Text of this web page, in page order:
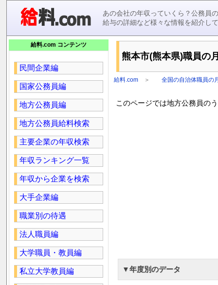
あの会社の年収っていくら？公務員
給与の詳細など様々な情報を紹介し
熊本市(熊本県)職員の
給料.com ＞ 全国の自治体職員の
このページでは地方公務員の
▼年度別のデータ
給料.com コンテンツ
民間企業編
国家公務員編
地方公務員編
地方公務員給料検索
主要企業の年収検索
年収ランキング一覧
年収から企業を検索
大手企業編
職業別の待遇
法人職員編
大学職員・教員編
私立大学教員編